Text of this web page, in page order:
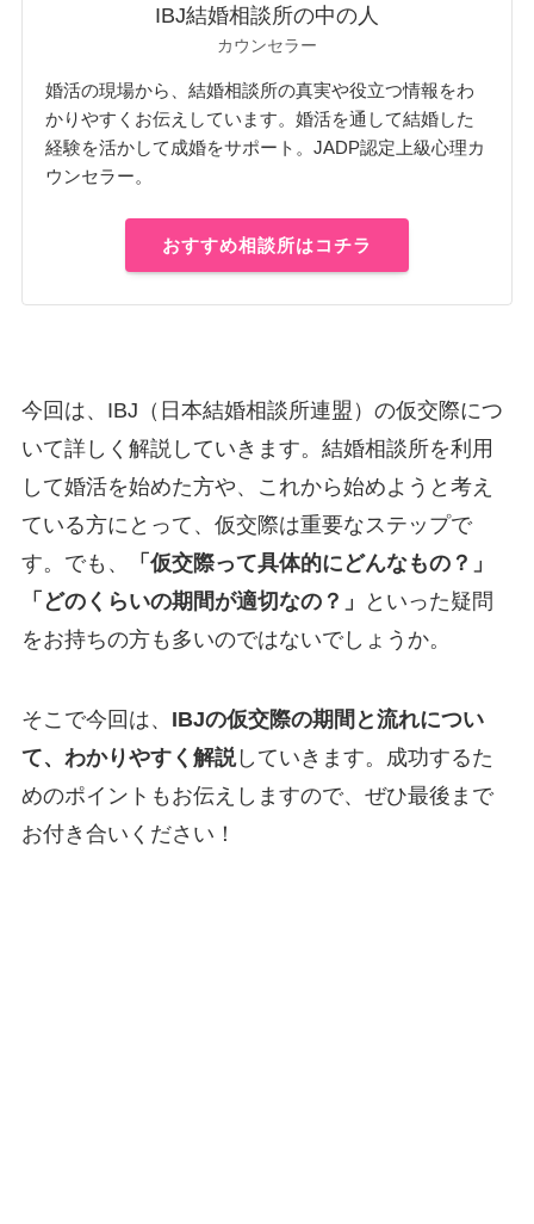
IBJ結婚相談所の中の人
カウンセラー
婚活の現場から、結婚相談所の真実や役立つ情報をわ
かりやすくお伝えしています。婚活を通して結婚した
経験を活かして成婚をサポート。JADP認定上級心理カ
ウンセラー。
おすすめ相談所はコチラ
今回は、IBJ（日本結婚相談所連盟）の仮交際につ
いて詳しく解説していきます。結婚相談所を利用
して婚活を始めた方や、これから始めようと考え
ている方にとって、仮交際は重要なステップで
す。でも、
「仮交際って具体的にどんなもの？」
「どのくらいの期間が適切なの？」
といった疑問
をお持ちの方も多いのではないでしょうか。
そこで今回は、 IBJの仮交際の期間と流れについ
て、わかりやすく解説していきます。成功するた
めのポイントもお伝えしますので、ぜひ最後まで
お付き合いください！